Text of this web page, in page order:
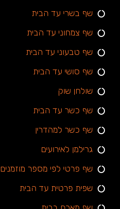
שף בשרי עד הבית
שף צמחוני עד הבית
שף טבעוני עד הבית
שף סושי עד הבית
שולחן שוק
שף כשר עד הבית
שף כשר למהדרין
גרילמן לאירועים
שף פרטי לפי מספר מוזמנים
שפית פרטית עד הבית